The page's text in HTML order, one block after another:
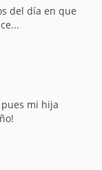
del día en que
mi hija